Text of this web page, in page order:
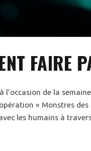
FAIRE
l’occasion de la
« Monstres
les humains à